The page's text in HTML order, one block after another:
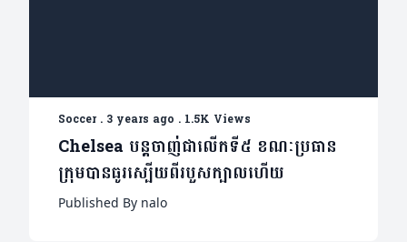
Soccer. 3 years ago . 1.5K Views
Chelsea បន្តចាញ់ជាលើកទី៥ ខណៈប្រធាន
ក្រុមបានធូរស្បើយពីរបួសក្បាលហើយ
Published By nalo